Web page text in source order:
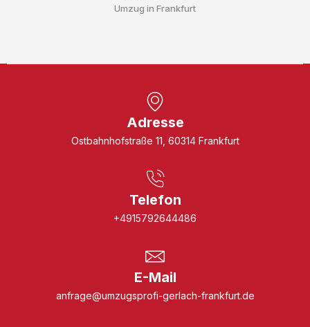
Umzug in Frankfurt
Adresse
Ostbahnhofstraße 11, 60314 Frankfurt
Telefon
+4915792644486
E-Mail
anfrage@umzugsprofi-gerlach-frankfurt.de